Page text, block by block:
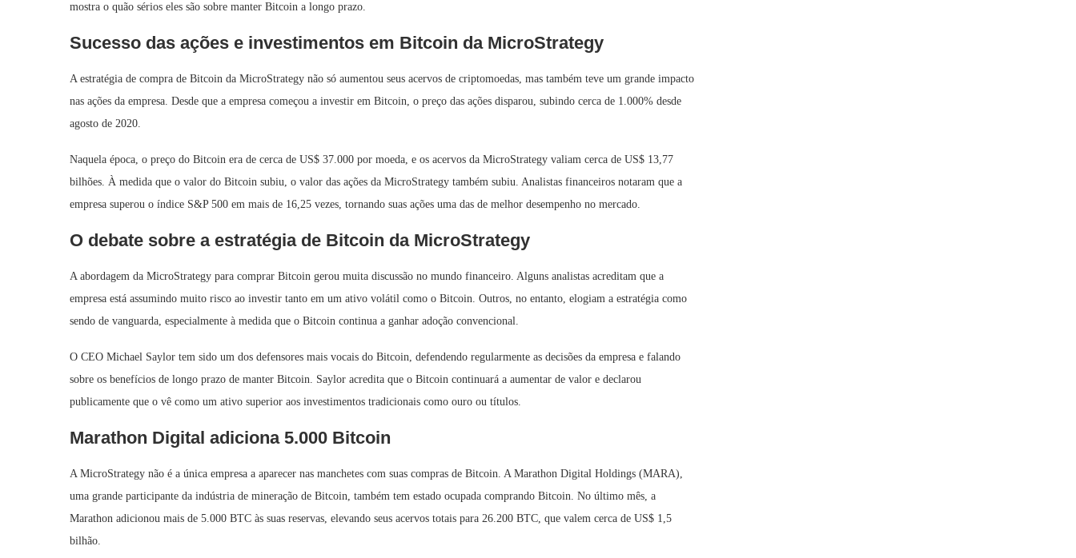
mostra o quão sérios eles são sobre manter Bitcoin a longo prazo.
Sucesso das ações e investimentos em Bitcoin da MicroStrategy
A estratégia de compra de Bitcoin da MicroStrategy não só aumentou seus acervos de criptomoedas, mas também teve um grande impacto
nas ações da empresa. Desde que a empresa começou a investir em Bitcoin, o preço das ações disparou, subindo cerca de 1.000% desde
agosto de 2020.
Naquela época, o preço do Bitcoin era de cerca de US$ 37.000 por moeda, e os acervos da MicroStrategy valiam cerca de US$ 13,77
bilhões. À medida que o valor do Bitcoin subiu, o valor das ações da MicroStrategy também subiu. Analistas financeiros notaram que a
empresa superou o índice S&P 500 em mais de 16,25 vezes, tornando suas ações uma das de melhor desempenho no mercado.
O debate sobre a estratégia de Bitcoin da MicroStrategy
A abordagem da MicroStrategy para comprar Bitcoin gerou muita discussão no mundo financeiro. Alguns analistas acreditam que a
empresa está assumindo muito risco ao investir tanto em um ativo volátil como o Bitcoin. Outros, no entanto, elogiam a estratégia como
sendo de vanguarda, especialmente à medida que o Bitcoin continua a ganhar adoção convencional.
O CEO Michael Saylor tem sido um dos defensores mais vocais do Bitcoin, defendendo regularmente as decisões da empresa e falando
sobre os benefícios de longo prazo de manter Bitcoin. Saylor acredita que o Bitcoin continuará a aumentar de valor e declarou
publicamente que o vê como um ativo superior aos investimentos tradicionais como ouro ou títulos.
Marathon Digital adiciona 5.000 Bitcoin
A MicroStrategy não é a única empresa a aparecer nas manchetes com suas compras de Bitcoin. A Marathon Digital Holdings (MARA),
uma grande participante da indústria de mineração de Bitcoin, também tem estado ocupada comprando Bitcoin. No último mês, a
Marathon adicionou mais de 5.000 BTC às suas reservas, elevando seus acervos totais para 26.200 BTC, que valem cerca de US$ 1,5
bilhão.